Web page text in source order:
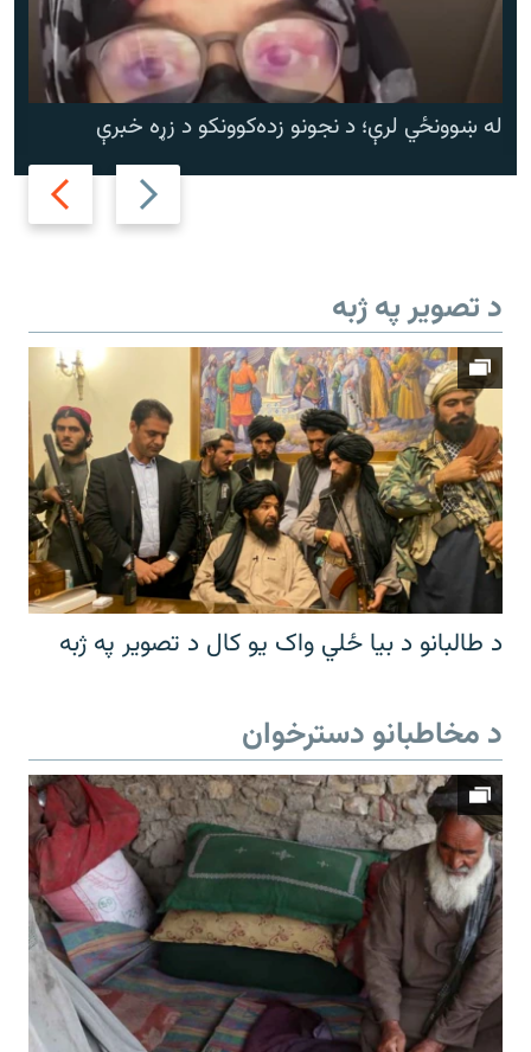
Previous
slide
Next
slide
له ښوونځي لرې؛ د نجونو زده‌کوونکو د زړه خبرې
د تصویر په ژبه
د طالبانو د بیا ځلي واک یو کال د تصویر په ژبه
د مخاطبانو دسترخوان